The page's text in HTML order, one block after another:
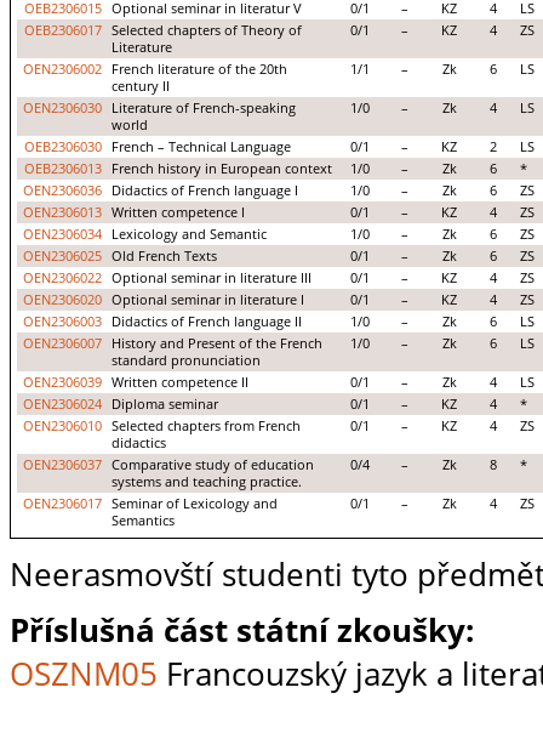
OEB2306015 Optional seminar in literatur V 0/1 – KZ 4
LS
OEB2306017
Selected chapters of Theory of
Literature
0/1 – KZ 4 ZS
OEN2306002
French literature of the 20th
century II
1/1 – Zk 6 LS
OEN2306030
Literature of French-speaking
world
1/0 – Zk 4 LS
OEB2306030 French – Technical Language 0/1 – KZ 2
LS
OEB2306013
French history in European context 1/0 – Zk 6
*
OEN2306036
Didactics of French language I 1/0 – Zk 6
ZS
OEN2306013 Written competence I 0/1 – KZ 4
ZS
OEN2306034
Lexicology and Semantic 1/0 – Zk 6
ZS
OEN2306025 Old French Texts 0/1 – Zk 6
ZS
OEN2306022 Optional seminar in literature III 0/1 – KZ 4
ZS
OEN2306020 Optional seminar in literature I 0/1 – KZ 4
ZS
OEN2306003
Didactics of French language II 1/0 – Zk 6
LS
OEN2306007
History and Present of the French
standard pronunciation
1/0 – Zk 6 LS
OEN2306039 Written competence II 0/1 – Zk 4
LS
OEN2306024
Diploma seminar 0/1 – KZ 4
*
OEN2306010 Selected chapters from French
didactics
0/1 – KZ 4 ZS
OEN2306037 Comparative study of education
systems and teaching practice.
0/4 – Zk 8 *
OEN2306017 Seminar of Lexicology and
Semantics
0/1 – Zk 4 ZS
Neerasmovští studenti tyto
Příslušná část státní zkoušky:
OSZNM05 Francouzský jazyk a